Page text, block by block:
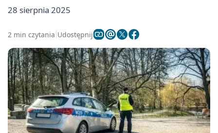
28 sierpnia 2025
2 min czytania Udostępnij